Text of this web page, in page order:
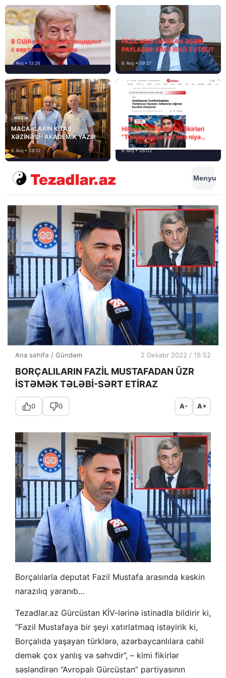
В США расследуют инцидент
с вертолетом Трампа
6 Avq • 13:26
FAZİL MUSTAFADAN ƏSƏBİ
PAYLAŞIM: KİMƏ İRAD TUTDU?
6 Avq • 09:27
MEDİA
MACARLARIN KİTAB
XƏZİNƏSİ- AKADEMİK YAZIR
6 Avq • 08:12
Hikmət Hacıyevin bu fikirləri
“Türkiye Gazetesi”ndə niyə
təhrif edilib?
6 Avq • 08:02
Menyu
Ana səhifə / Gündəm 2 Dekabr 2022 / 15:52
BORÇALILARIN FAZİL MUSTAFADAN ÜZR
İSTƏMƏK TƏLƏBİ-SƏRT ETİRAZ
0 0 A- A+
Borçalılarla deputat Fazil Mustafa arasında kəskin
narazılıq yaranıb…
Tezadlar.az Gürcüstan KİV-lərinə istinadla bildirir ki,
“Fazil Mustafaya bir şeyi xatırlatmaq istəyirik ki,
Borçalıda yaşayan türklərə, azərbaycanlılara cahil
demək çox yanlış və səhvdir”, – kimi fikirlər
səsləndirən “Avropalı Gürcüstan” partiyasının